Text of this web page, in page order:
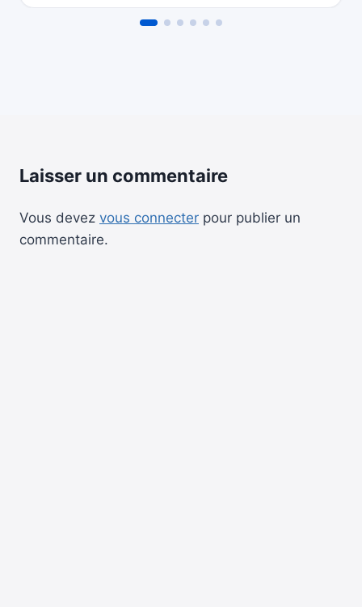
Laisser un commentaire
Vous devez vous connecter pour publier un
commentaire.